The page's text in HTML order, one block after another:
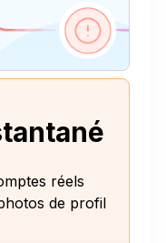
réels
de profil